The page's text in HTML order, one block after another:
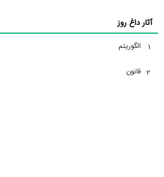
آثار داغ روز
1 الگوریتم
2 قانون